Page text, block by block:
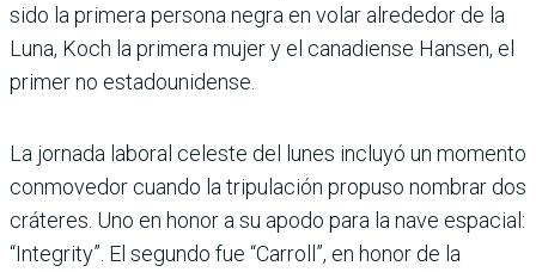
sido la primera persona negra en volar alrededor de la
Luna, Koch la primera mujer y el canadiense Hansen, el
primer no estadounidense.
La jornada laboral celeste del lunes incluyó un momento
conmovedor cuando la tripulación propuso nombrar dos
cráteres. Uno en honor a su apodo para la nave espacial:
“Integrity”. El segundo fue “Carroll”, en honor de la